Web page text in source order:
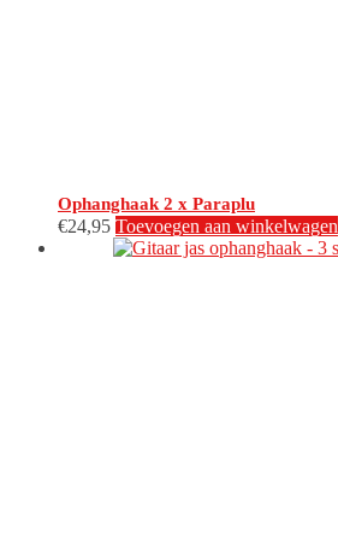
Ophanghaak 2 x Paraplu
€24,95 Toevoegen aan winkelwagen